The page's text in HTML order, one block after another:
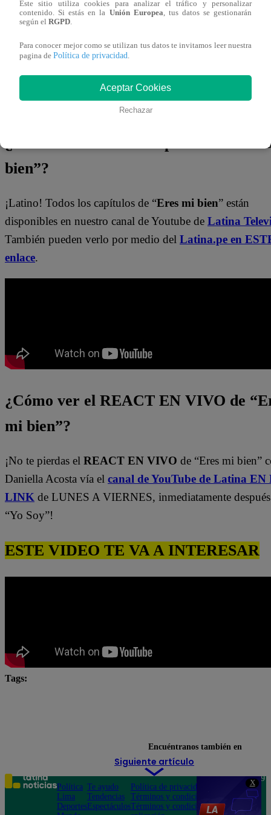
X
¡No te pierdas de contenido y noticias
Interactúa con los talentos, obtén datos inéditos y
última hora.
https://whatsapp.com/channel/
¿Dónde ver todos los capítulos de
bien”?
¡Latino! Todos los capítulos de “Eres mi bien” están
disponibles en nuestro canal de Youtube de Latina
También pueden verlo por medio del Latina.pe en
enlace.
¿Cómo ver el REACT EN VIVO de
mi bien”?
¡No te pierdas el REACT EN VIVO de “Eres mi bien”
Daniella Acosta vía el canal de YouTube de Latina EN
LINK de LUNES A VIERNES, inmediatamente
“Yo Soy”!
ESTE VIDEO TE VA A INTERESAR
Tags:
Siguiente artículo
Este sitio utiliza cookies para analizar el tráfico y personalizar
contenido. Si estás en la Unión Europea , tus datos se gestionarán
según el RGPD
Para conocer mejor como se utilizan tus datos te invitamos leer nuestra
pagina de Política de privacidad
Aceptar Cookies
Rechazar
Encuéntranos también en
Política
Lima
Deportes
Te ayudo
Tendencias
Espectáculos
Política de privacidad
Términos y condiciones
Términos y condiciones
Teléfono: 219
Av. San
Felipe 968